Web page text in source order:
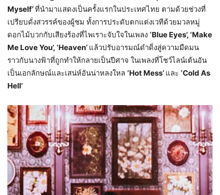
Myself’ที่นำมาแสดงเป็นครั้งแรกในประเทศไทย ตามด้วยช่วงที่
เปรียบดั่งสวรรค์ของผู้ชม ทั้งการประดับตกแต่งเวทีด้วยมวลหมู่
ดอกไม้บวกกับเสียงร้องที่ไพเราะจับใจในเพลง ‘Blue Eyes’, ‘Make
Me Love You’, ‘Heaven’ แล้วปรับอารมณ์ดำดิ่งสู่ความมืดมน
ราวกับนางฟ้าที่ถูกทำให้กลายเป็นปีศาจ ในเพลงที่โชว์ไลน์เต้นอัน
เป็นเอกลักษณ์และเสน่ห์อันน่าหลงใหล ‘Hot Mess’ และ ‘Cold As
Hell’